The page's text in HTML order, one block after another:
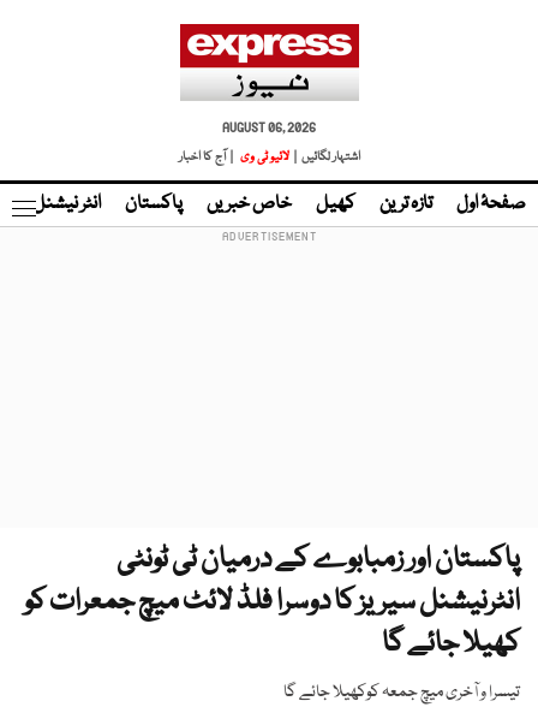
AUGUST 06, 2026
اشتہار لگائیں |
لائیو ٹی وی | آج کا اخبار
صفحۂ اول تازہ ترین کھیل خاص خبریں پاکستان انٹر نیشنل
پاکستان اور زمبابوے کے درمیان ٹی ٹونٹی
انٹرنیشنل سیریز کا دوسرا فلڈ لائٹ میچ جمعرات کو
کھیلا جائے گا
تیسرا و آخری میچ جمعہ کوکھیلا جائے گا